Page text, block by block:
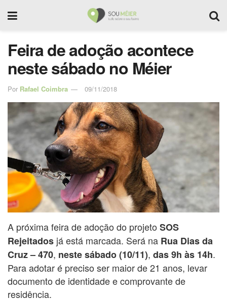
Feira de adoção acontece
neste sábado no Méier
Por Rafael Coimbra 09/11/2018
A próxima feira de adoção do projeto SOS
Rejeitados já está marcada. Será na Rua Dias da
Cruz – 470, neste sábado (10/11), das9h às 14h.
Para adotar é preciso ser maior de 21 anos, levar
documento de identidade e comprovante de
residência.